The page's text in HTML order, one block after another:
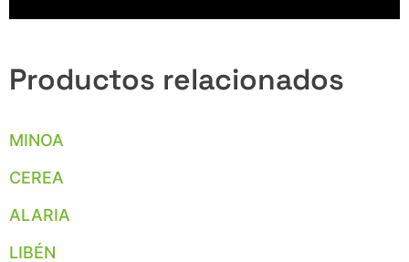
Productos relacionados
MINOA
CEREA
ALARIA
LIBÉN